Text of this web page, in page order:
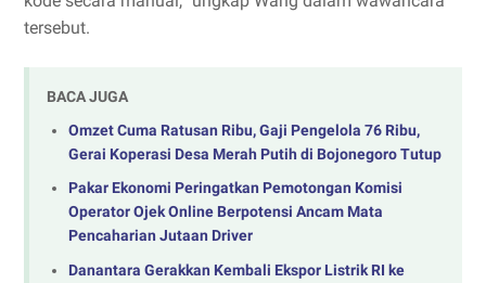
tersebut.
BACA JUGA
Omzet Cuma Ratusan Ribu, Gaji Pengelola 76 Ribu,
Gerai Koperasi Desa Merah Putih di Bojonegoro Tutup
Pakar Ekonomi Peringatkan Pemotongan Komisi
Operator Ojek Online Berpotensi Ancam Mata
Pencaharian Jutaan Driver
Danantara Gerakkan Kembali Ekspor Listrik RI ke